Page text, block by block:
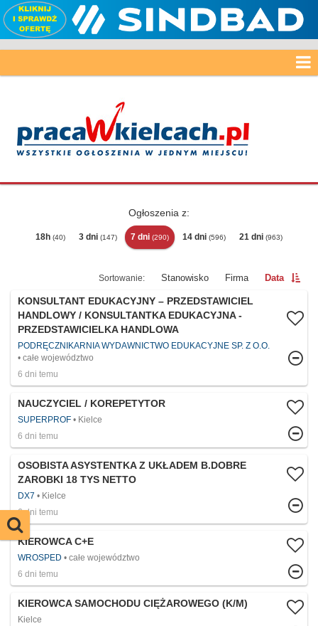
Ogłoszenia z:
18h (40) 3 dni (147) 7 dni (290) 14 dni (596) 21 dni (963)
Stanowisko Firma Data
KONSULTANT EDUKACYJNY – PRZEDSTAWICIEL
HANDLOWY / KONSULTANTKA EDUKACYJNA -
PRZEDSTAWICIELKA HANDLOWA
PODRĘCZNIKARNIA WYDAWNICTWO EDUKACYJNE SP. Z O.O.
całe województwo
6 dni temu
NAUCZYCIEL / KOREPETYTOR
SUPERPROF
Kielce
6 dni temu
OSOBISTA ASYSTENTKA Z UKŁADEM B.DOBRE
ZAROBKI 18 TYS NETTO
DX7
Kielce
6 dni temu
KIEROWCA C+E
WROSPED
całe województwo
6 dni temu
KIEROWCA SAMOCHODU CIĘŻAROWEGO (K/M)
Kielce